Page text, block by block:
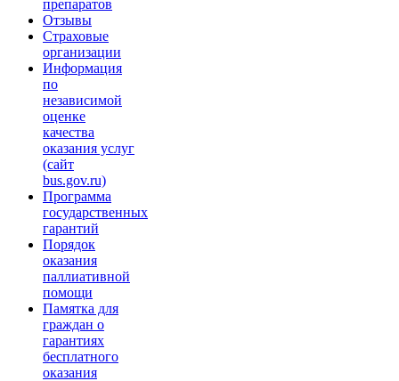
препаратов
Отзывы
Страховые
организации
Информация
по
независимой
оценке
качества
оказания услуг
(сайт
bus.gov.ru)
Программа
государственных
гарантий
Порядок
оказания
паллиативной
помощи
Памятка для
граждан о
гарантиях
бесплатного
оказания